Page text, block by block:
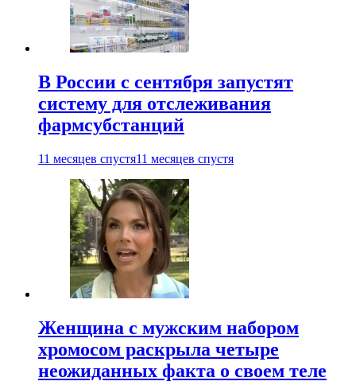
В России с сентября запустят
систему для отслеживания
фармсубстанций
11 месяцев спустя11 месяцев спустя
Женщина с мужским набором
хромосом раскрыла четыре
неожиданных факта о своем теле